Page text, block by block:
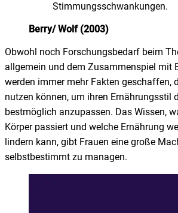
Stimmungsschwankungen.
Berry/ Wolf (2003)
Obwohl noch Forschungsbedarf beim
allgemein und dem Zusammenspiel mit
werden immer mehr Fakten geschaffen,
nutzen können, um ihren Ernährungsstil
bestmöglich anzupassen. Das Wissen,
Körper passiert und welche Ernährung
lindern kann, gibt Frauen eine große
selbstbestimmt zu managen.